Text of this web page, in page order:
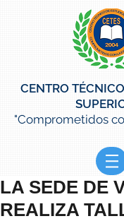
CENTRO
"Comprometidos
LA SEDE DE
REALIZA